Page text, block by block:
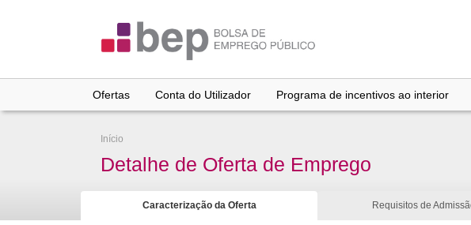
Ofertas Conta do Utilizador Programa de incentivos ao interior
Início
Detalhe de Oferta de Emprego
Caracterização da Oferta Requisitos de